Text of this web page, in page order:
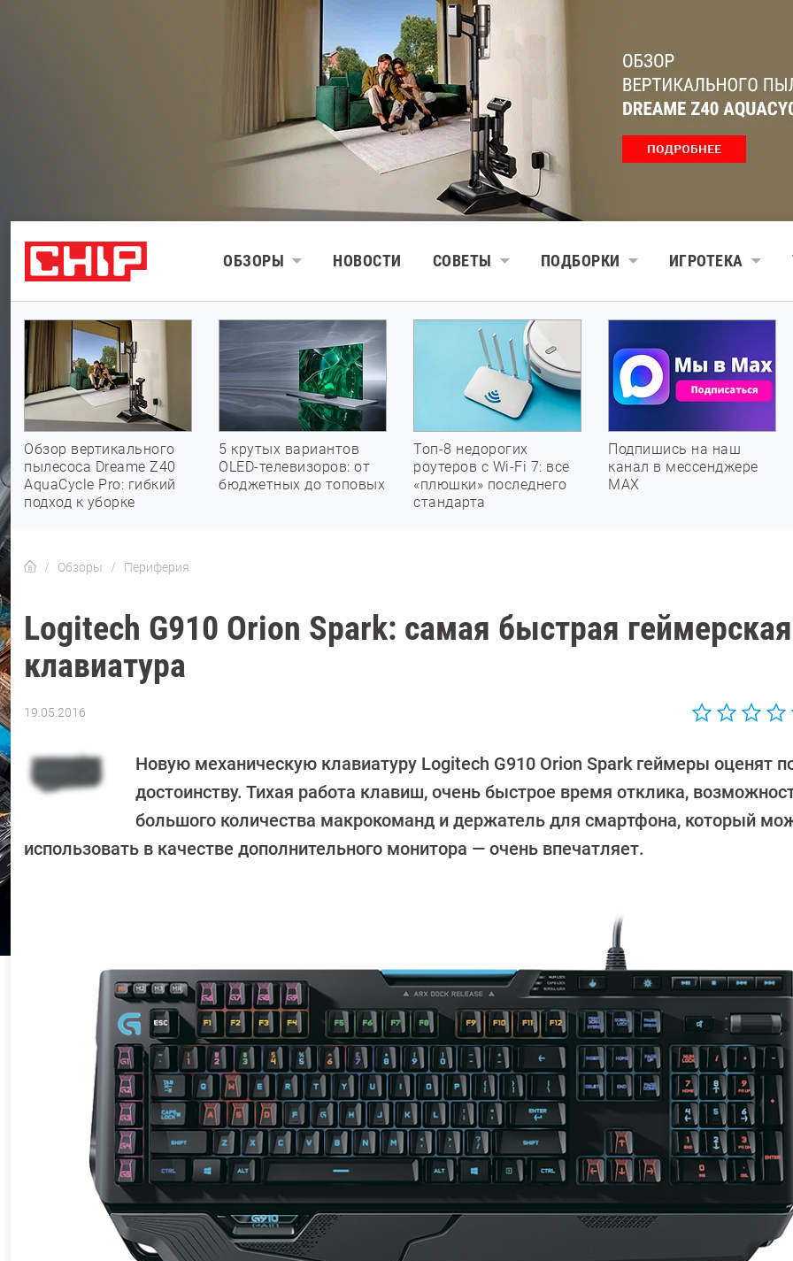
ОБЗОРЫ НОВОСТИ СОВЕТЫ ПОДБОРКИ ИГРОТЕКА
Обзор вертикального
пылесоса Dreame Z40
AquaCycle Pro: гибкий
подход к уборке
5 крутых вариантов
OLED-телевизоров: от
бюджетных до топовых
Топ-8 недорогих
роутеров с Wi-Fi 7: все
«плюшки» последнего
стандарта
Подпишись на наш
канал в мессенджере
МАХ
Обзоры Периферия
Logitech G910 Orion Spark: самая быстрая геймерская
клавиатура
19.05.2016
Suslov
Новую механическую клавиатуру Logitech G910 Orion Spark геймеры оценят
достоинству. Тихая работа клавиш, очень быстрое время отклика,
большого количества макрокоманд и держатель для смартфона, который
использовать в качестве дополнительного монитора — очень впечатляет.